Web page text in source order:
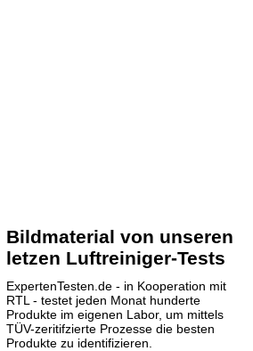
Bildmaterial von unseren
letzen Luftreiniger-Tests
ExpertenTesten.de - in Kooperation mit
RTL - testet jeden Monat hunderte
Produkte im eigenen Labor, um mittels
TÜV-zeritifzierte Prozesse die besten
Produkte zu identifizieren.